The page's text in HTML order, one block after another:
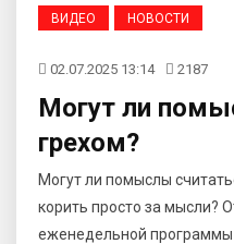
ВИДЕО НОВОСТИ
02.07.2025 13:14 2187
Могут ли
грехом?
Могут ли помыслы
корить просто за мысли?
еженедельной программы